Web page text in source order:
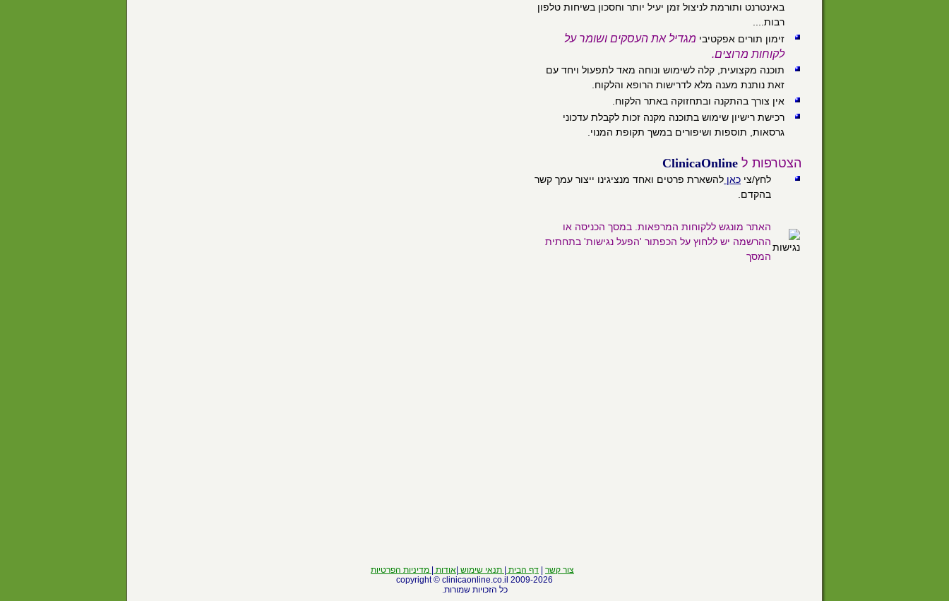
באינטרנט ותורמת לניצול זמן יעיל יותר וחסכון בשיחות טלפון
רבות....
זימון תורים אפקטיבי מגדיל את העסקים ושומר על
לקוחות מרוצים.
תוכנה מקצועית, קלה לשימוש ונוחה מאד לתפעול ויחד עם
זאת נותנת מענה מלא לדרישות הרופא והלקוח.
אין צורך בהתקנה ובתחזוקה באתר הלקוח.
רכישת רישיון שימוש בתוכנה מקנה זכות לקבלת עדכוני
גרסאות, תוספות ושיפורים במשך תקופת המנוי.
הצטרפות ל ClinicaOnline
לחץ/צי כאן להשארת פרטים ואחד מנציגינו ייצור עמך קשר
בהקדם.
האתר מונגש ללקוחות המרפאות. במסך הכניסה או
ההרשמה יש ללחוץ על הכפתור 'הפעל נגישות' בתחתית
המסך
צור קשר דף הבית תנאי שימוש אודות
מדיניות הפרטיות
2009-2026 copyright ©
clinicaonline.co.il
כל הזכויות שמורות.